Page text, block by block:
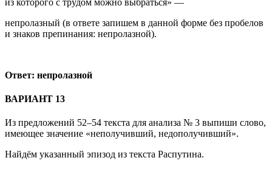
из которого с трудом можно выбраться» —
непролазный (в ответе запишем в данной форме без пробелов
и знаков препинания: непролазной).
Ответ: непролазной
ВАРИАНТ 13
Из предложений 52–54 текста для анализа № 3 выпиши слово,
имеющее значение «неполучивший, недополучивший».
Найдём указанный эпизод из текста Распутина.